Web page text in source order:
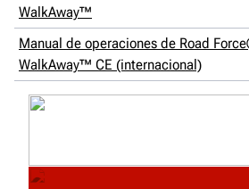
WalkAway™
Manual de operaciones de Road
WalkAway™ CE (internacional)